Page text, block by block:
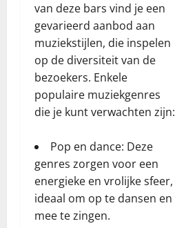
van deze bars vind je een
gevarieerd aanbod aan
muziekstijlen, die inspelen
op de diversiteit van de
bezoekers. Enkele
populaire muziekgenres
die je kunt verwachten zijn:
Pop en dance: Deze
genres zorgen voor een
energieke en vrolijke sfeer,
ideaal om op te dansen en
mee te zingen.